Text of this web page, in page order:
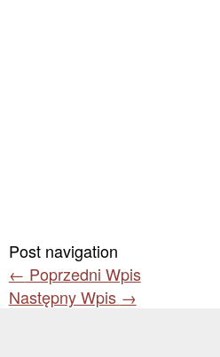
Post navigation
← Poprzedni Wpis
Następny Wpis →